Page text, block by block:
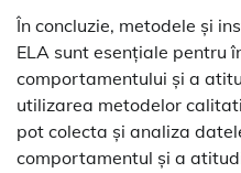
În concluzie, metodele și
ELA sunt esențiale pentru
comportamentului și a
utilizarea metodelor
pot colecta și analiza
comportamentul și a